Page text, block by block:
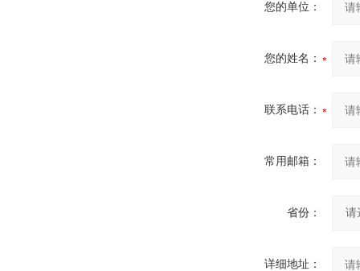
您的单位：
您的姓名：
联系电话：
常用邮箱：
省份：
详细地址：